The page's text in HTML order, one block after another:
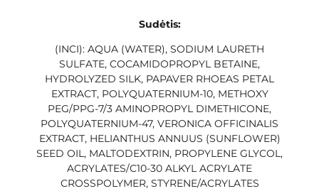
Sudėtis:
(INCI): AQUA (WATER), SODIUM LAURETH
SULFATE, COCAMIDOPROPYL BETAINE,
HYDROLYZED SILK, PAPAVER RHOEAS PETAL
EXTRACT, POLYQUATERNIUM-10, METHOXY
PEG/PPG-7/3 AMINOPROPYL DIMETHICONE,
POLYQUATERNIUM-47, VERONICA OFFICINALIS
EXTRACT, HELIANTHUS ANNUUS (SUNFLOWER)
SEED OIL, MALTODEXTRIN, PROPYLENE GLYCOL,
ACRYLATES/C10-30 ALKYL ACRYLATE
CROSSPOLYMER, STYRENE/ACRYLATES